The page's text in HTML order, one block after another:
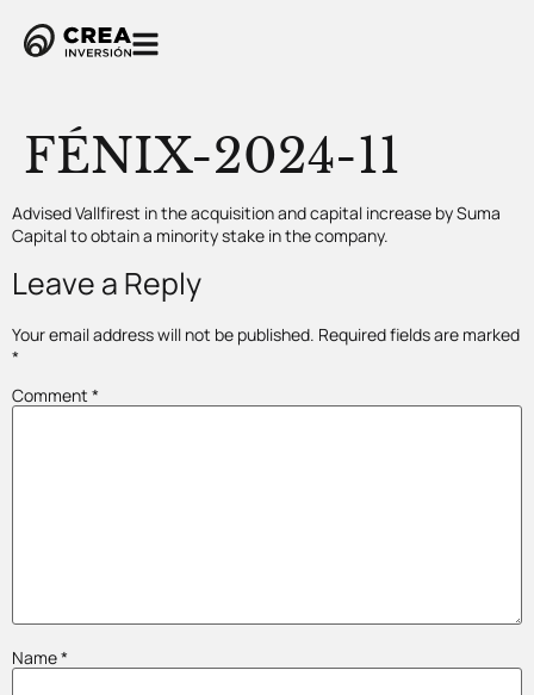
FÉNIX-2024-11
Advised Vallfirest in the acquisition and capital increase by Suma
Capital to obtain a minority stake in the company.
Leave a Reply
Your email address will not be published. Required fields are marked
*
Comment *
Name*